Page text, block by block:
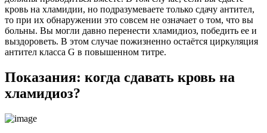
кровь на хламидии, но подразумеваете только сдачу антител,
то при их обнаружении это совсем не означает о том, что вы
больны. Вы могли давно перенести хламидиоз, победить ее и
выздороветь. В этом случае пожизненно остаётся циркуляция
антител класса G в повышенном титре.
Показания: когда сдавать кровь на
хламидиоз?